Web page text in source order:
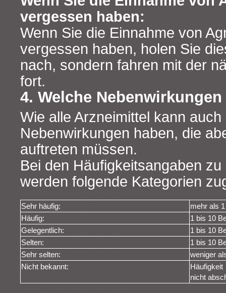
vergessen haben:
Wenn Sie die Einnahme von
vergessen haben, holen Sie
nach, sondern fahren mit der
fort.
4. Welche
Wie alle Arzneimittel kann
Nebenwirkungen haben, die
auftreten müssen.
Bei den Häufigkeitsangaben
werden folgende Kategorien
Sehr häufig:
mehr als
Häufig:
1 bis 10
Gelegentlich:
1 bis 10
Selten:
1 bis 10
Sehr selten:
weniger
Nicht bekannt:
nicht